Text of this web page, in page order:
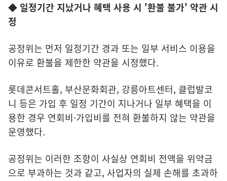
◆ 일정기간 지났거나 혜택 사용 시 '환불 불가' 약관 시
정
공정위는 먼저 일정기간 경과 또는 일부 서비스 이용을
이유로 환불을 제한한 약관을 시정했다.
롯데콘서트홀, 부산문화회관, 강릉아트센터, 클럽발코
니 등은 가입 후 일정 기간이 지나거나 일부 혜택을 이
용한 경우 연회비·가입비를 전혀 환불하지 않는 약관을
운영했다.
공정위는 이러한 조항이 사실상 연회비 전액을 위약금
으로 부과하는 것과 같고, 사업자의 실제 손해를 초과하